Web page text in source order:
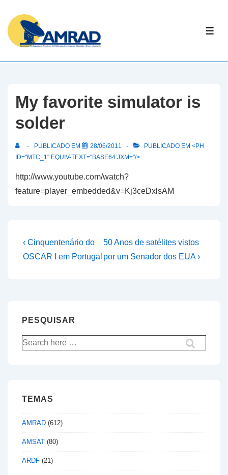
Skip
Content
My favorite simulator is
solder
PUBLICADO EM 28/06/2011
PUBLICADO EM <PH
ID="MTC_1" EQUIV-TEXT="BASE64:JXM="/>
http://www.youtube.com/watch?
feature=player_embedded&v=Kj3ceDxlsAM
Navegação
de
Previous
Post
‹ Cinquentenário do
OSCAR I em Portugal
Next
Post
50 Anos de satélites vistos
por um Senador dos EUA ›
PESQUISAR
Pesquisar
por:
TEMAS
AMRAD (612)
AMSAT (80)
ARDF (21)